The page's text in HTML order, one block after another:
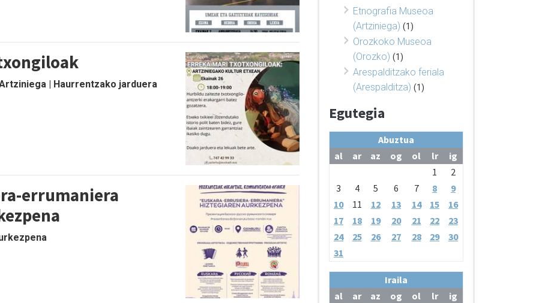
| Haurrentzako jarduera
errumaniera
Etnografia Museoa
(Artziniega) (1)
Orozkoko Museoa
(Orozko) (1)
Arespalditzako feriala
(Arespalditza) (1)
Egutegia
Abuztua
al
ar az og ol lr
ig
1
2
3
4 5 6 7 8
9
10
11 12 13 14 15
16
17
18 19 20 21 22
23
24
25 26 27 28 29
30
31
Iraila
al
ar az og ol lr
ig